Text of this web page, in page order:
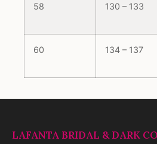
58 130 – 133
60 134 – 137
LAFANTA BRIDAL & DARK